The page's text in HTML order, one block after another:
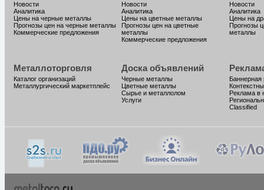
Новости
Аналитика
Цены на черные металлы
Прогнозы цен на черные металлы
Коммерческие предложения
Новости
Аналитика
Цены на цветные металлы
Прогнозы цен на цветные
металлы
Коммерческие предложения
Новости
Аналитика
Цены на
Прогнозы
металлы
Металлоторговля
Каталог организаций
Металлургический маркетплейс
Доска объявлений
Черные металлы
Цветные металлы
Сырье и металлолом
Услуги
Баннерная
Реклама в
Classified